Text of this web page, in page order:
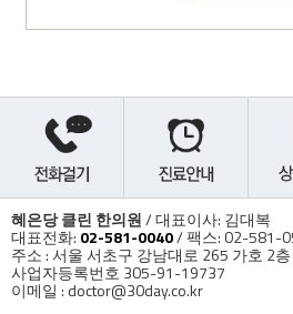
혜은당 클린 한의원/ 대표이사: 김대복
대표전화: 02-581-0040/ 팩스: 02-581-
주소 : 서울 서초구 강남대로 265 가호 2층
사업자등록번호 305-91-19737
이메일 : doctor@30day.co.kr